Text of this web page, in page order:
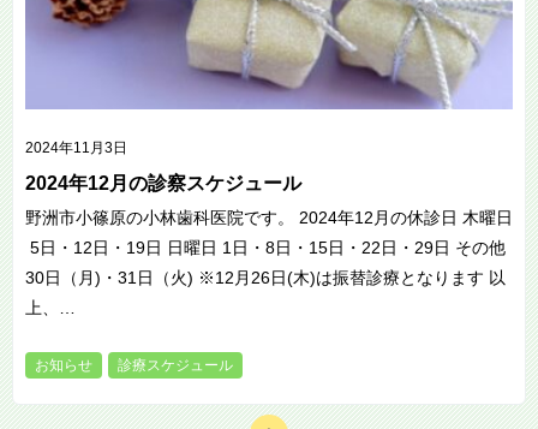
2024年11月3日
2024年12月の診察スケジュール
野洲市小篠原の小林歯科医院です。 2024年12月の休診日 木曜日
5日・12日・19日 日曜日 1日・8日・15日・22日・29日 その他
30日（月)・31日（火) ※12月26日(木)は振替診療となります 以
上、…
お知らせ 診療スケジュール